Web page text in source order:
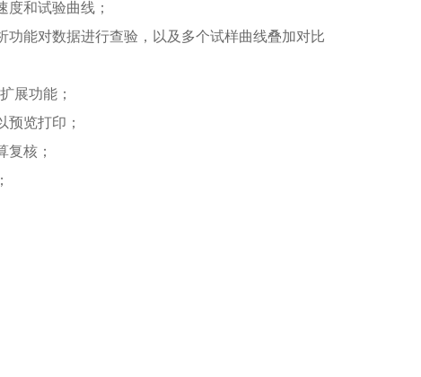
度和试验曲线；
能对数据进行查验，以及多个试样曲线叠加对比
展功能；
预览打印；
复核；